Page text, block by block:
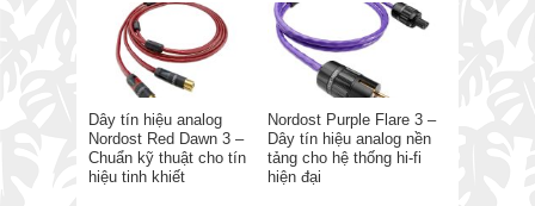
Dây tín hiệu analog
Nordost Red Dawn 3 –
Chuẩn kỹ thuật cho tín
hiệu tinh khiết
Nordost Purple Flare 3 –
Dây tín hiệu analog nền
tảng cho hệ thống hi-fi
hiện đại